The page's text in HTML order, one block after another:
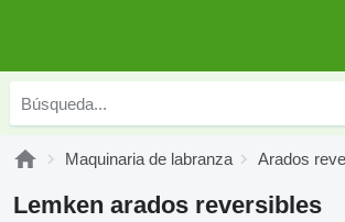
Maquinaria de labranza Arados
Lemken arados reversibles